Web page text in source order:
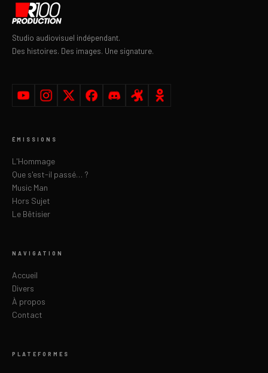
Studio audiovisuel indépendant.
Des histoires. Des images. Une signature.
ÉMISSIONS
L'Hommage
Que s'est-il passé… ?
Music Man
Hors Sujet
Le Bêtisier
NAVIGATION
Accueil
Divers
À propos
Contact
PLATEFORMES